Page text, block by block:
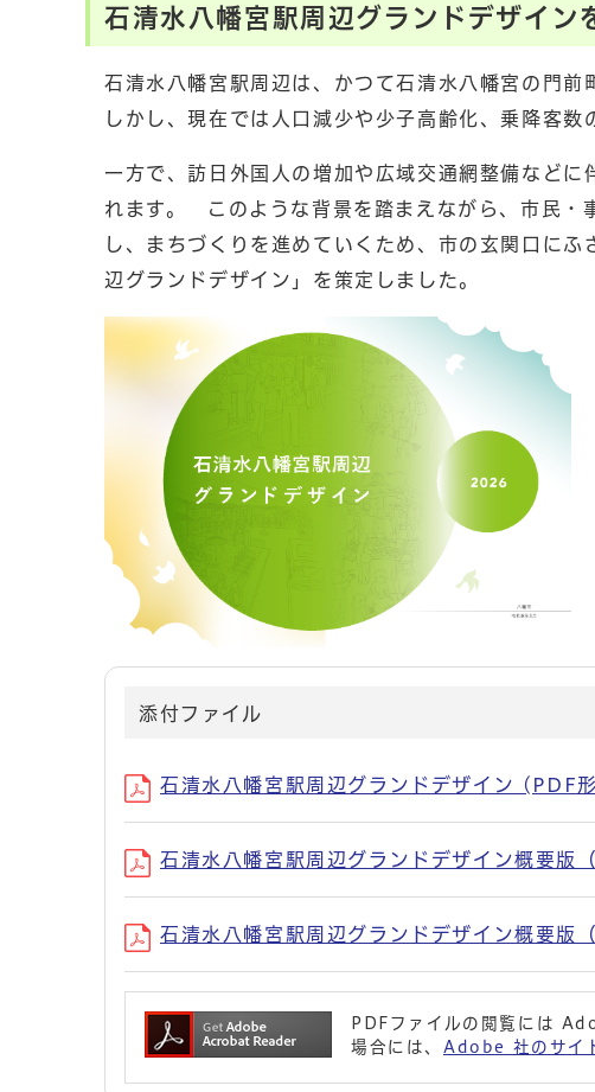
石清水八幡宮駅周辺グランドデザイン
石清水八幡宮駅周辺は、かつて石清水八幡宮の門前
しかし、現在では人口減少や少子高齢化、乗降客数
一方で、訪日外国人の増加や広域交通網整備など
れます。 このような背景を踏まえながら、市民・
し、まちづくりを進めていくため、市の玄関口に
辺グランドデザイン」を策定しました。
添付ファイル
石清水八幡宮駅周辺グランドデザイン (PDF
石清水八幡宮駅周辺グランドデザイン概要
石清水八幡宮駅周辺グランドデザイン概要
PDFファイルの閲覧には
場合には、 Adobe 社のサイ